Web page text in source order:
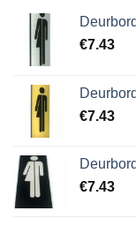
€7.43
€7.43
€7.43